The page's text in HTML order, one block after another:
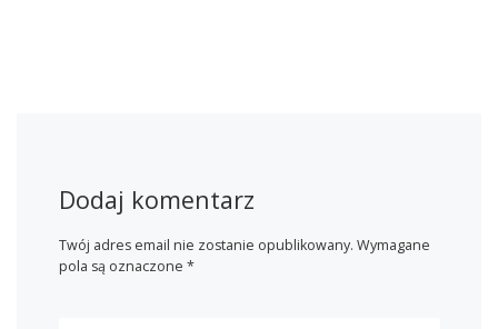
Dodaj komentarz
Twój adres email nie zostanie opublikowany. Wymagane
pola są oznaczone *